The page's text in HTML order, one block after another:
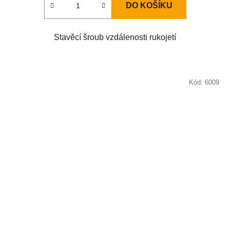
DO KOŠÍKU
Stavěcí šroub vzdálenosti rukojetí
Kód: 6009